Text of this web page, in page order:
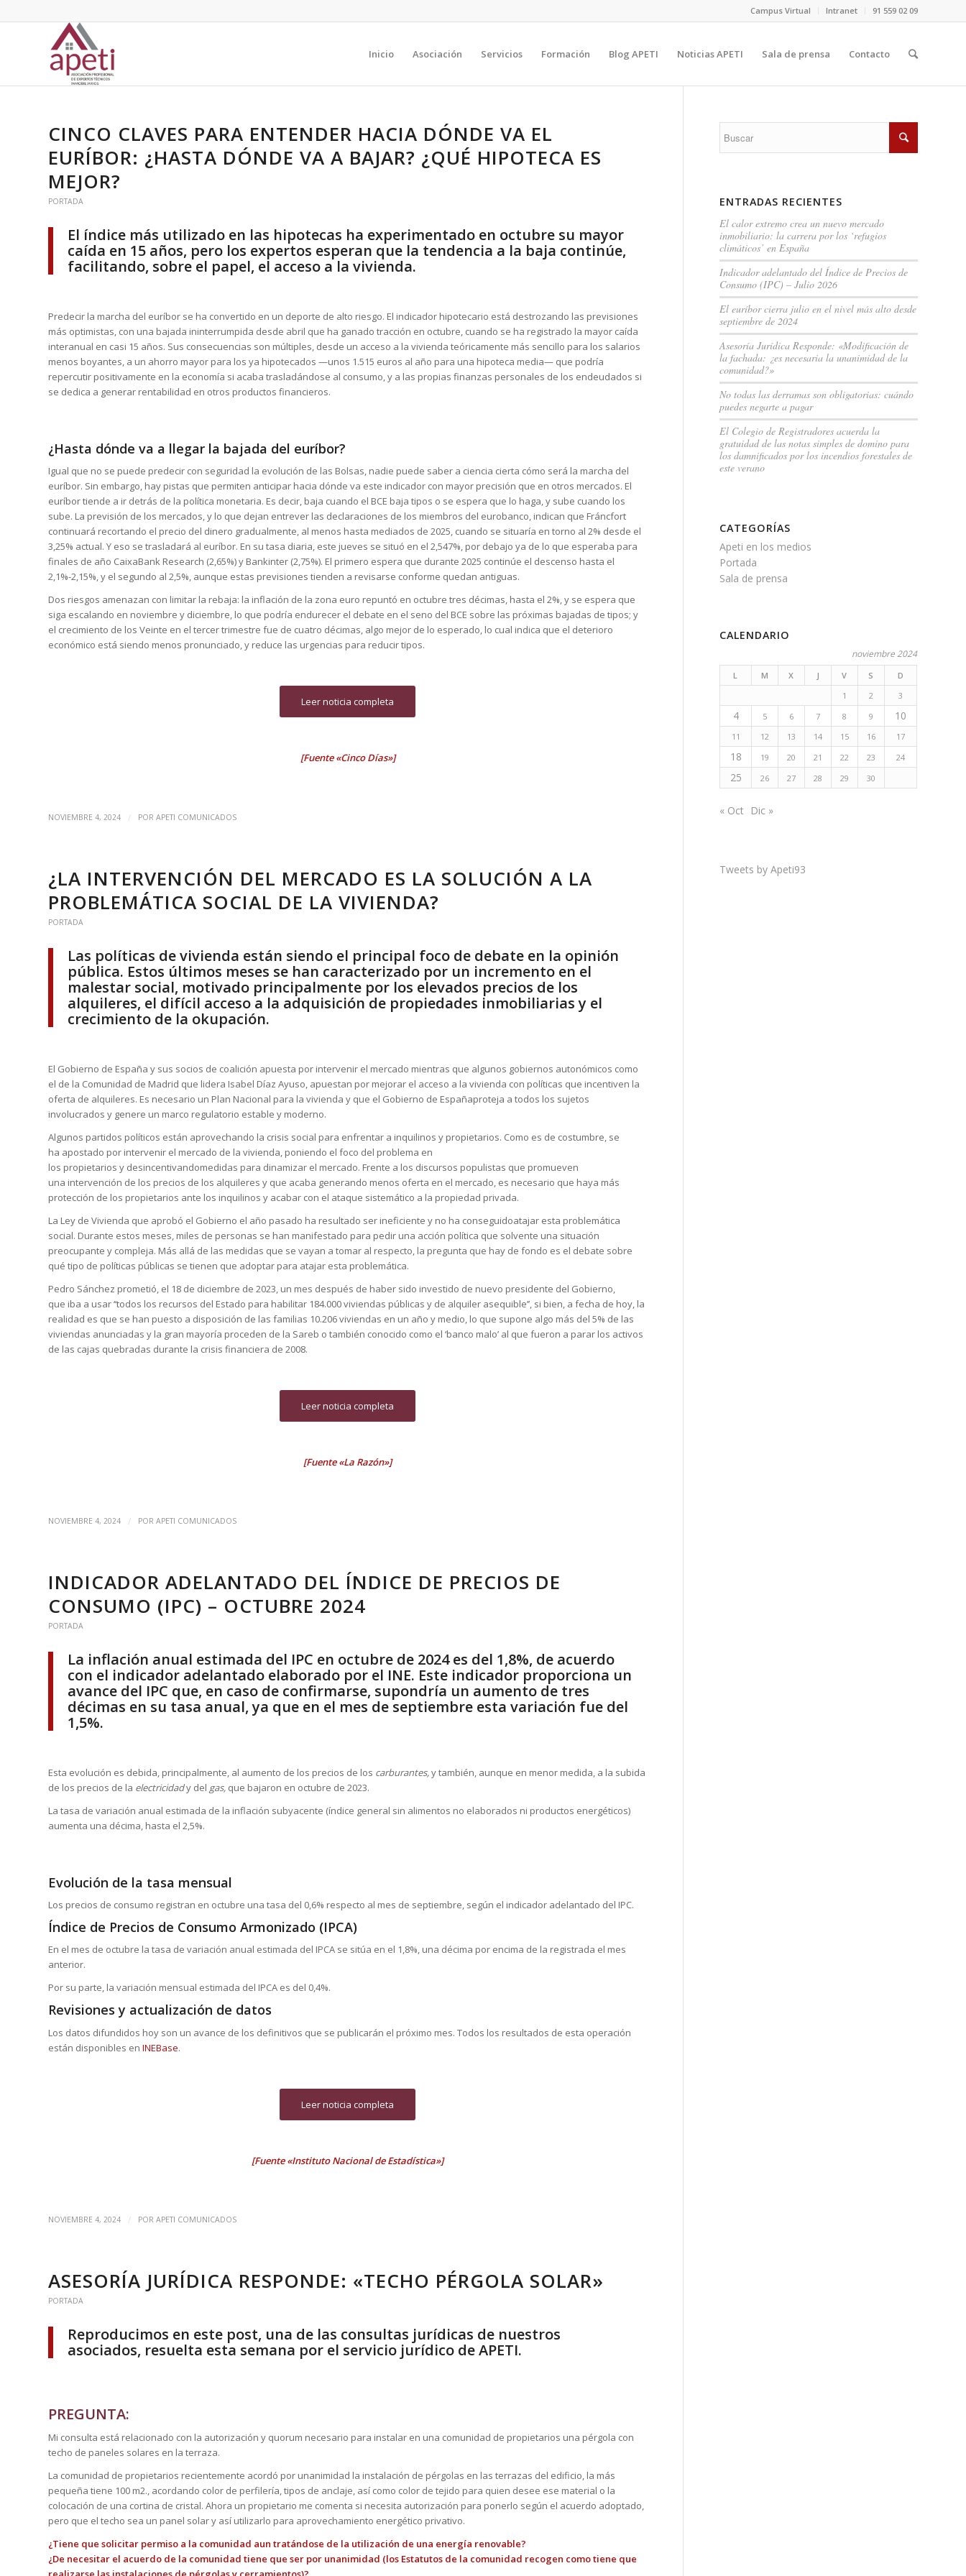
Campus Virtual Intranet 91 559 02 09
Inicio Asociación Servicios Formación Blog APETI Noticias APETI Sala de prensa Contacto
CINCO CLAVES PARA ENTENDER HACIA DÓNDE VA EL
EURÍBOR: ¿HASTA DÓNDE VA A BAJAR? ¿QUÉ HIPOTECA ES
MEJOR?
PORTADA
El índice más utilizado en las hipotecas ha experimentado en octubre su mayor
caída en 15 años, pero los expertos esperan que la tendencia a la baja continúe,
facilitando, sobre el papel, el acceso a la vivienda.
Predecir la marcha del euríbor se ha convertido en un deporte de alto riesgo. El indicador hipotecario está destrozando las previsiones
más optimistas, con una bajada ininterrumpida desde abril que ha ganado tracción en octubre, cuando se ha registrado la mayor caída
interanual en casi 15 años. Sus consecuencias son múltiples, desde un acceso a la vivienda teóricamente más sencillo para los salarios
menos boyantes, a un ahorro mayor para los ya hipotecados —unos 1.515 euros al año para una hipoteca media— que podría
repercutir positivamente en la economía si acaba trasladándose al consumo, y a las propias finanzas personales de los endeudados si
se dedica a generar rentabilidad en otros productos financieros.
¿Hasta dónde va a llegar la bajada del euríbor?
Igual que no se puede predecir con seguridad la evolución de las Bolsas, nadie puede saber a ciencia cierta cómo será la marcha del
euríbor. Sin embargo, hay pistas que permiten anticipar hacia dónde va este indicador con mayor precisión que en otros mercados. El
euríbor tiende a ir detrás de la política monetaria. Es decir, baja cuando el BCE baja tipos o se espera que lo haga, y sube cuando los
sube. La previsión de los mercados, y lo que dejan entrever las declaraciones de los miembros del eurobanco, indican que Fráncfort
continuará recortando el precio del dinero gradualmente, al menos hasta mediados de 2025, cuando se situaría en torno al 2% desde el
3,25% actual. Y eso se trasladará al euríbor. En su tasa diaria, este jueves se situó en el 2,547%, por debajo ya de lo que esperaba para
finales de año CaixaBank Research (2,65%) y Bankinter (2,75%). El primero espera que durante 2025 continúe el descenso hasta el
2,1%-2,15%, y el segundo al 2,5%, aunque estas previsiones tienden a revisarse conforme quedan antiguas.
Dos riesgos amenazan con limitar la rebaja: la inflación de la zona euro repuntó en octubre tres décimas, hasta el 2%, y se espera que
siga escalando en noviembre y diciembre, lo que podría endurecer el debate en el seno del BCE sobre las próximas bajadas de tipos; y
el crecimiento de los Veinte en el tercer trimestre fue de cuatro décimas, algo mejor de lo esperado, lo cual indica que el deterioro
económico está siendo menos pronunciado, y reduce las urgencias para reducir tipos.
Leer noticia completa
[Fuente «Cinco Días»]
NOVIEMBRE 4, 2024 / POR APETI COMUNICADOS
¿LA INTERVENCIÓN DEL MERCADO ES LA SOLUCIÓN A LA
PROBLEMÁTICA SOCIAL DE LA VIVIENDA?
PORTADA
Las políticas de vivienda están siendo el principal foco de debate en la opinión
pública. Estos últimos meses se han caracterizado por un incremento en el
malestar social, motivado principalmente por los elevados precios de los
alquileres, el difícil acceso a la adquisición de propiedades inmobiliarias y el
crecimiento de la okupación.
El Gobierno de España y sus socios de coalición apuesta por intervenir el mercado mientras que algunos gobiernos autonómicos como
el de la Comunidad de Madrid que lidera Isabel Díaz Ayuso, apuestan por mejorar el acceso a la vivienda con políticas que incentiven la
oferta de alquileres. Es necesario un Plan Nacional para la vivienda y que el Gobierno de Españaproteja a todos los sujetos
involucrados y genere un marco regulatorio estable y moderno.
Algunos partidos políticos están aprovechando la crisis social para enfrentar a inquilinos y propietarios. Como es de costumbre, se
ha apostado por intervenir el mercado de la vivienda, poniendo el foco del problema en
los propietarios y desincentivandomedidas para dinamizar el mercado. Frente a los discursos populistas que promueven
una intervención de los precios de los alquileres y que acaba generando menos oferta en el mercado, es necesario que haya más
protección de los propietarios ante los inquilinos y acabar con el ataque sistemático a la propiedad privada.
La Ley de Vivienda que aprobó el Gobierno el año pasado ha resultado ser ineficiente y no ha conseguidoatajar esta problemática
social. Durante estos meses, miles de personas se han manifestado para pedir una acción política que solvente una situación
preocupante y compleja. Más allá de las medidas que se vayan a tomar al respecto, la pregunta que hay de fondo es el debate sobre
qué tipo de políticas públicas se tienen que adoptar para atajar esta problemática.
Pedro Sánchez prometió, el 18 de diciembre de 2023, un mes después de haber sido investido de nuevo presidente del Gobierno,
que iba a usar ‘‘todos los recursos del Estado para habilitar 184.000 viviendas públicas y de alquiler asequible’’, si bien, a fecha de hoy, la
realidad es que se han puesto a disposición de las familias 10.206 viviendas en un año y medio, lo que supone algo más del 5% de las
viviendas anunciadas y la gran mayoría proceden de la Sareb o también conocido como el ‘banco malo’ al que fueron a parar los activos
de las cajas quebradas durante la crisis financiera de 2008.
Leer noticia completa
[Fuente «La Razón»]
NOVIEMBRE 4, 2024 / POR APETI COMUNICADOS
INDICADOR ADELANTADO DEL ÍNDICE DE PRECIOS DE
CONSUMO (IPC) – OCTUBRE 2024
PORTADA
La inflación anual estimada del IPC en octubre de 2024 es del 1,8%, de acuerdo
con el indicador adelantado elaborado por el INE. Este indicador proporciona un
avance del IPC que, en caso de confirmarse, supondría un aumento de tres
décimas en su tasa anual, ya que en el mes de septiembre esta variación fue del
1,5%.
Esta evolución es debida, principalmente, al aumento de los precios de los carburantes,y también, aunque en menor medida, a la subida
de los precios de la electricidady del gas, que bajaron en octubre de 2023.
La tasa de variación anual estimada de la inflación subyacente (índice general sin alimentos no elaborados ni productos energéticos)
aumenta una décima, hasta el 2,5%.
Evolución de la tasa mensual
Los precios de consumo registran en octubre una tasa del 0,6% respecto al mes de septiembre, según el indicador adelantado del IPC.
Índice de Precios de Consumo Armonizado (IPCA)
En el mes de octubre la tasa de variación anual estimada del IPCA se sitúa en el 1,8%, una décima por encima de la registrada el mes
anterior.
Por su parte, la variación mensual estimada del IPCA es del 0,4%.
Revisiones y actualización de datos
Los datos difundidos hoy son un avance de los definitivos que se publicarán el próximo mes. Todos los resultados de esta operación
están disponibles en INEBase.
Leer noticia completa
[Fuente «Instituto Nacional de Estadística»]
NOVIEMBRE 4, 2024 / POR APETI COMUNICADOS
ASESORÍA JURÍDICA RESPONDE: «TECHO PÉRGOLA SOLAR»
PORTADA
Reproducimos en este post, una de las consultas jurídicas de nuestros
asociados, resuelta esta semana por el servicio jurídico de APETI.
PREGUNTA:
Mi consulta está relacionado con la autorización y quorum necesario para instalar en una comunidad de propietarios una pérgola con
techo de paneles solares en la terraza.
La comunidad de propietarios recientemente acordó por unanimidad la instalación de pérgolas en las terrazas del edificio, la más
pequeña tiene 100 m2., acordando color de perfilería, tipos de anclaje, así como color de tejido para quien desee ese material o la
colocación de una cortina de cristal. Ahora un propietario me comenta si necesita autorización para ponerlo según el acuerdo adoptado,
pero que el techo sea un panel solar y así utilizarlo para aprovechamiento energético privativo.
¿Tiene que solicitar permiso a la comunidad aun tratándose de la utilización de una energía renovable?
¿De necesitar el acuerdo de la comunidad tiene que ser por unanimidad (los Estatutos de la comunidad recogen como tiene que
ENTRADAS RECIENTES
El calor extremo crea un nuevo mercado
inmobiliario: la carrera por los ‘refugios
climáticos’ en España
Indicador adelantado del Índice de Precios de
Consumo (IPC) – Julio 2026
El euríbor cierra julio en el nivel más alto desde
septiembre de 2024
Asesoría Jurídica Responde: «Modificación de
la fachada: ¿es necesaria la unanimidad de la
comunidad?»
No todas las derramas son obligatorias: cuándo
puedes negarte a pagar
El Colegio de Registradores acuerda la
gratuidad de las notas simples de domino para
los damnificados por los incendios forestales de
este verano
CATEGORÍAS
Apeti en los medios
Portada
Sala de prensa
CALENDARIO
noviembre 2024
L M X J V S
D
1
2 3
4 5 6 7 8 9 10
11 12 13 14 15 16 17
18 19 20 21 22 23 24
25 26 27 28 29 30
« Oct Dic »
Tweets by Apeti93